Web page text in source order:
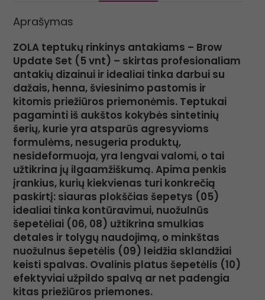
Aprašymas
ZOLA teptukų rinkinys antakiams – Brow
Update Set (5 vnt) – skirtas profesionaliam
antakių dizainui ir idealiai tinka darbui su
dažais, henna, šviesinimo pastomis ir
kitomis priežiūros priemonėmis. Teptukai
pagaminti iš aukštos kokybės sintetinių
šerių, kurie yra atsparūs agresyvioms
formulėms, nesugeria produktų,
nesideformuoja, yra lengvai valomi, o tai
užtikrina jų ilgaamžiškumą. Apima penkis
įrankius, kurių kiekvienas turi konkrečią
paskirtį: siauras plokščias šepetys (05)
idealiai tinka kontūravimui, nuožulnūs
šepetėliai (06, 08) užtikrina smulkias
detales ir tolygų naudojimą, o minkštas
nuožulnus šepetėlis (09) leidžia sklandžiai
keisti spalvas. Ovalinis platus šepetėlis (10)
efektyviai užpildo spalvą ar net padengia
kitas priežiūros priemones.